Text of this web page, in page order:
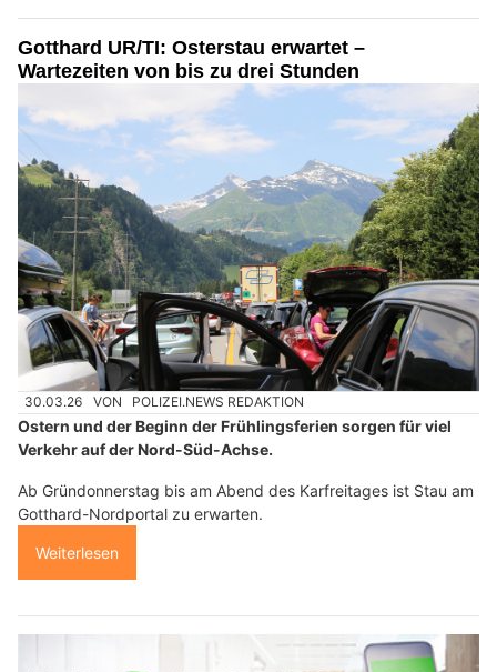
Gotthard UR/TI: Osterstau erwartet –
Wartezeiten von bis zu drei Stunden
30.03.26 VON POLIZEI.NEWS REDAKTION
Ostern und der Beginn der Frühlingsferien sorgen für viel
Verkehr auf der Nord-Süd-Achse.
Ab Gründonnerstag bis am Abend des Karfreitages ist Stau am
Gotthard-Nordportal zu erwarten.
Weiterlesen